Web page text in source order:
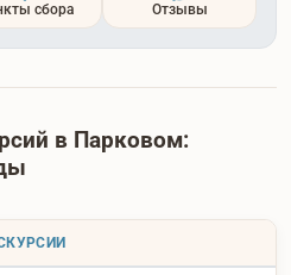
сбора Отзывы
в Парковом: